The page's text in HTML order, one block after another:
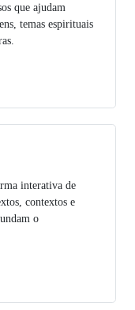
que ajudam
temas espirituais
interativa de
contextos e
o